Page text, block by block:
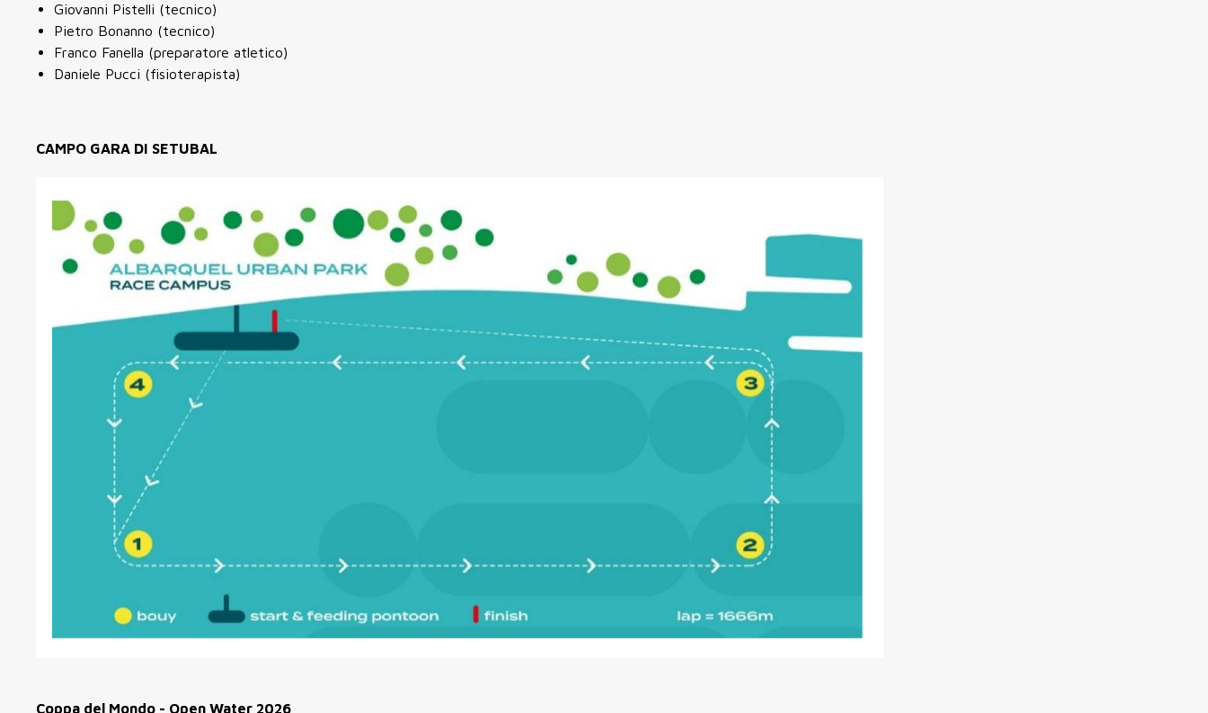
Giovanni Pistelli (tecnico)
Pietro Bonanno (tecnico)
Franco Fanella (preparatore atletico)
Daniele Pucci (fisioterapista)
CAMPO GARA DI SETUBAL
Coppa del Mondo - Open Water 2026